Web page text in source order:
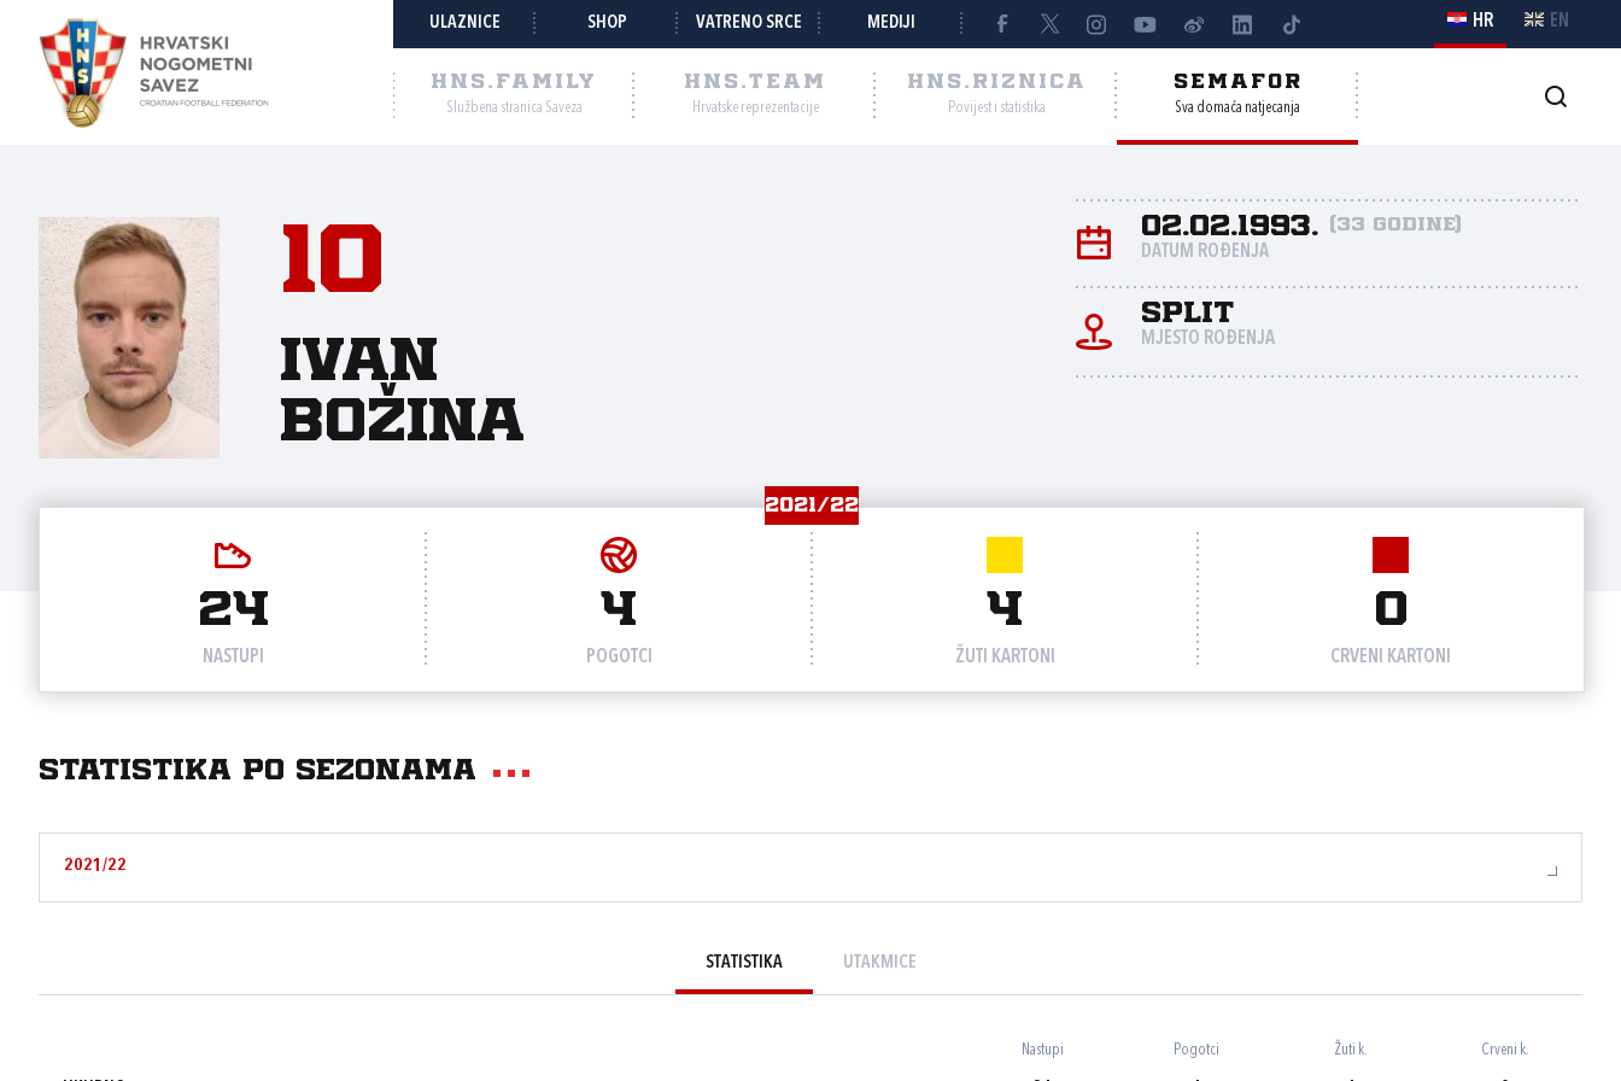
ULAZNICE SHOP VATRENO SRCE MEDIJI HR EN
HNS.FAMILY
Službena stranica Saveza
HNS.TEAM
Hrvatske reprezentacije
HNS.RIZNICA
Povijest i statistika
SEMAFOR
Sva domaća natjecanja
10
Ivan
Božina
02.02.1993. (33 godine)
DATUM ROĐENJA
Split
MJESTO ROĐENJA
2021/22
24
NASTUPI
4
POGOTCI
4
ŽUTI KARTONI
0
CRVENI KARTONI
Statistika po sezonama
2021/22
STATISTIKA UTAKMICE
Nastupi Pogotci Žuti k. Crveni k.